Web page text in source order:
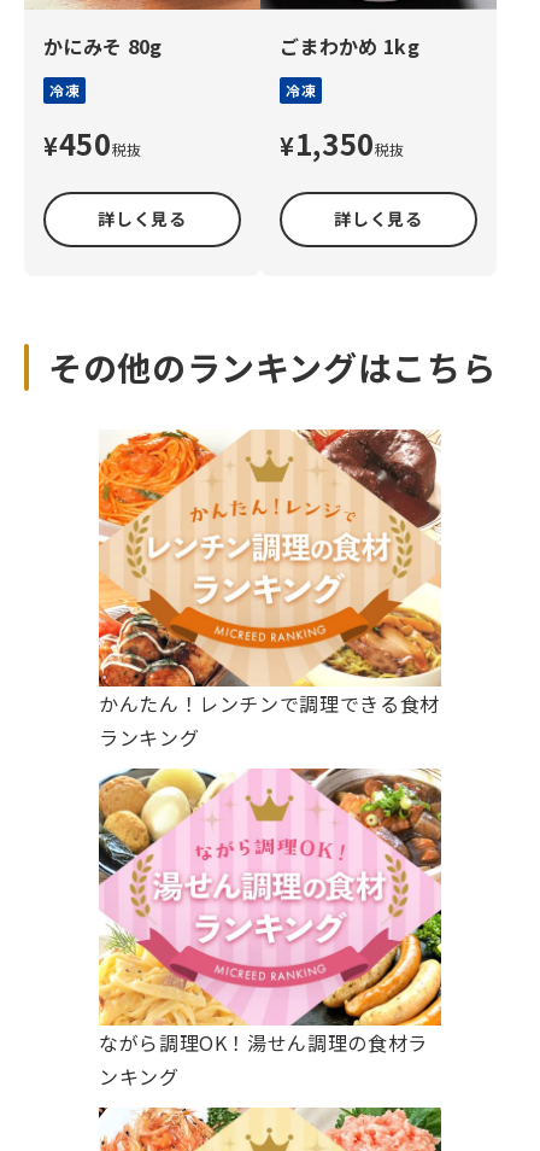
かにみそ 80g
冷凍
¥450税抜
詳しく見る
ごまわかめ 1kg
冷凍
¥1,350税抜
詳しく見る
その他のランキングはこちら
かんたん！レンチンで調理できる食材
ランキング
ながら調理OK！湯せん調理の食材ラ
ンキング